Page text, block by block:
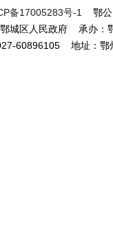
备17005283号-1
鄂公
鄂城区人民政府 承办
60896105 地址：